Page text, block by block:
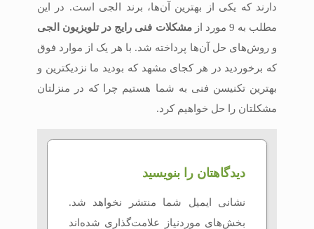
دارند که یکی از بهترین آن‌ها، برند الجی است. در این
مطلب به 9 مورد از
مشکلات فنی رایج در تلویزیون الجی
و روش‌های حل آن‌ها پرداخته شد. با هر یک از موارد فوق
که برخوردید در هر کجای مشهد که بودید ما نزدیکترین و
بهترین تکنیسن فنی به شما هستیم چرا که در منزلتان
مشکلتان را حل خواهیم کرد.
دیدگاهتان را بنویسید
نشانی ایمیل شما منتشر نخواهد شد.
بخش‌های موردنیاز علامت‌گذاری شده‌اند